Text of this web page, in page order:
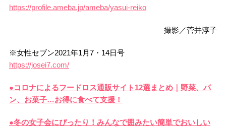
https://profile.ameba.jp/ameba/yasui-reiko
撮影／菅井淳子
※女性セブン2021年1月7・14日号
https://josei7.com/
●コロナによるフードロス通販サイト12選まとめ｜野菜、パ
ン、お菓子…お得に食べて支援！
●冬の女子会にぴったり！みんなで囲みたい簡単でおいしい